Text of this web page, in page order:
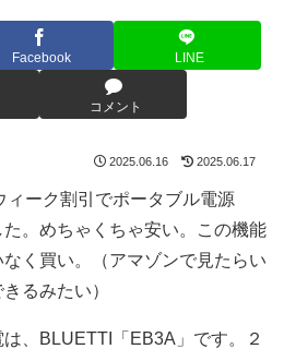
Facebook LINE
コメント
2025.06.16 2025.06.17
ィーク割引でポータブル電源
た。めちゃくちゃ安い。この機能
く買い。（アマゾンで見たらい
るみたい）
、BLUETTI「EB3A」です。２